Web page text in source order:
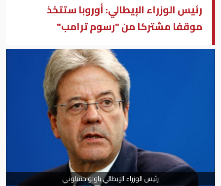
رئيس الوزراء الإيطالي: أوروبا ستتخذ
موقفا مشتركا من "رسوم ترامب"
رئيس الوزراء الإيطالي باولو جنتيلوني